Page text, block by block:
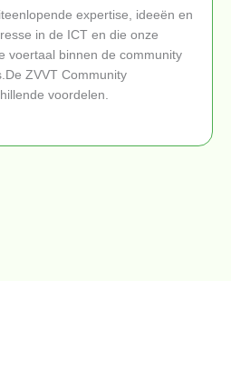
expertise, ideeën en
in de ICT en die onze
voertaal binnen de community
ZVVT Community
voordelen.